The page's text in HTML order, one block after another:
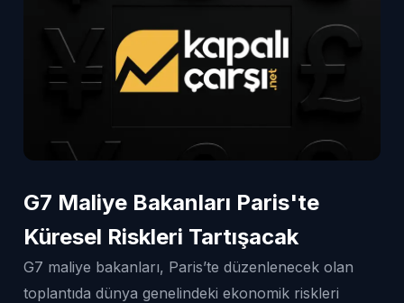
G7 Maliye Bakanları Paris'te
Küresel Riskleri Tartışacak
G7 maliye bakanları, Paris’te düzenlenecek olan
toplantıda dünya genelindeki ekonomik riskleri